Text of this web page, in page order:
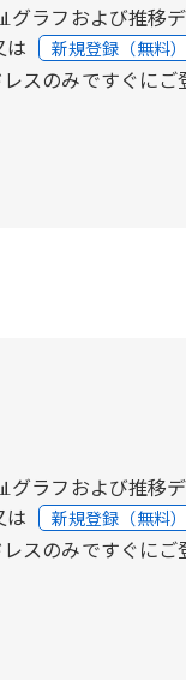
グラフおよび推移
は 新規登録（無料
スのみですぐにご
グラフおよび推移
は 新規登録（無料
スのみですぐにご